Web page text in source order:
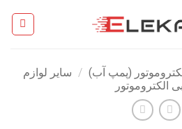
(پمپ آب) / سایر لوازم
الکتروموتور